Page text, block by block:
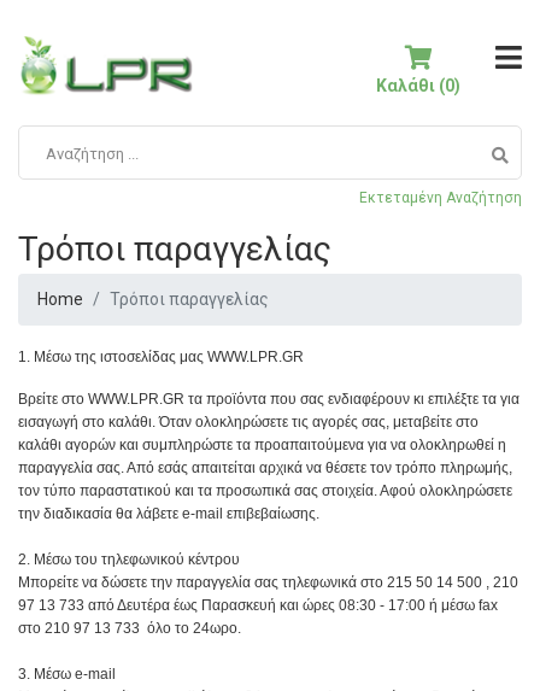
Εκτεταμένη Αναζήτηση
Καλάθι (0)
Τρόποι παραγγελίας
Home Τρόποι παραγγελίας
1. Μέσω της ιστοσελίδας μας WWW.LPR.GR
Βρείτε στο WWW.LPR.GR τα προϊόντα που σας ενδιαφέρουν κι επιλέξτε τα για
εισαγωγή στο καλάθι. Όταν ολοκληρώσετε τις αγορές σας, μεταβείτε στο
καλάθι αγορών και συμπληρώστε τα προαπαιτούμενα για να ολοκληρωθεί η
παραγγελία σας. Από εσάς απαιτείται αρχικά να θέσετε τον τρόπο πληρωμής,
τον τύπο παραστατικού και τα προσωπικά σας στοιχεία. Αφού ολοκληρώσετε
την διαδικασία θα λάβετε e-mail επιβεβαίωσης.
2. Μέσω του τηλεφωνικού κέντρου
Μπορείτε να δώσετε την παραγγελία σας τηλεφωνικά στο 215 50 14 500 , 210
97 13 733 από Δευτέρα έως Παρασκευή και ώρες 08:30 - 17:00 ή μέσω fax
στο 210 97 13 733 όλο το 24ωρο.
3. Μέσω e-mail